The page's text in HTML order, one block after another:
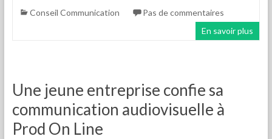
Conseil Communication
Pas de commentaires
En savoir plus
Une jeune entreprise confie sa
communication audiovisuelle à
Prod On Line